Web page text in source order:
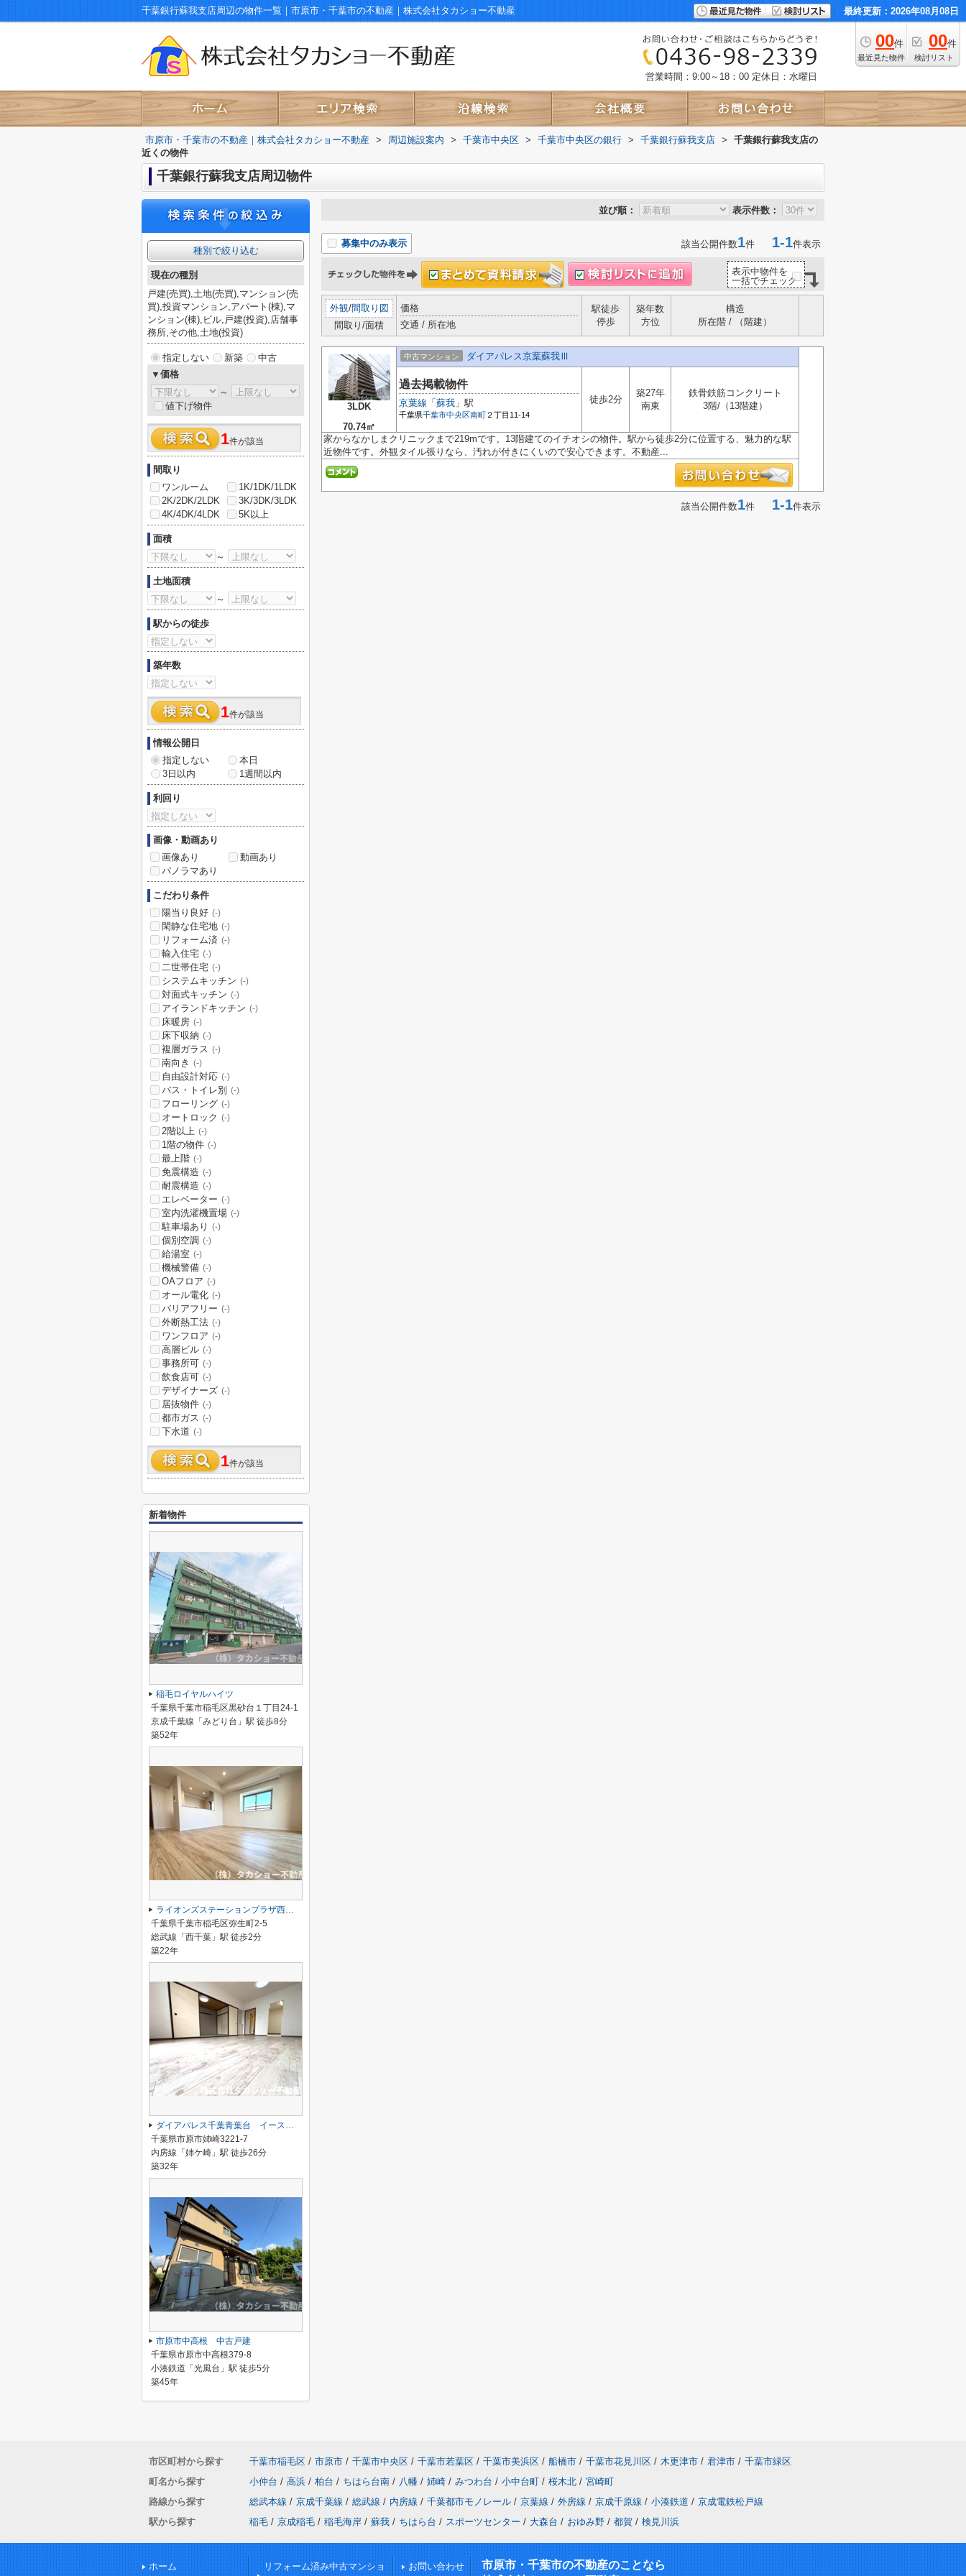
千葉銀行蘇我支店周辺の物件一覧｜市原市・千葉市の不動産｜株式会社タカショー不動産 最終更新：2026年08月08日
00件
最近見た物件
00件
検討リスト
営業時間：9:00～18：00 定休日：水曜日
市原市・千葉市の不動産｜株式会社タカショー不動産 > 周辺施設案内 > 千葉市中央区 > 千葉市中央区の銀行 > 千葉銀行蘇我支店 >
千葉銀行蘇我支店の
近くの物件
千葉銀行蘇我支店周辺物件
並び順： 表示件数：
募集中のみ表示 該当公開件数1件 1-1件表示
表示中物件を
一括でチェック
外観/間取り図
間取り/面積
価格
交通 / 所在地
駅徒歩
停歩
築年数
方位
構造
所在階 / （階建）
3LDK
70.74㎡
中古マンション ダイアパレス京葉蘇我Ⅲ
過去掲載物件
京葉線 「 蘇我 」駅
千葉県千葉市中央区南町 ２丁目11-14
徒歩2分
築27年
南東
鉄骨鉄筋コンクリート
3階/（13階建）
家からなかしまクリニックまで219mです。13階建てのイチオシの物件。駅から徒歩2分に位置する、魅力的な駅
近物件です。外観タイル張りなら、汚れが付きにくいので安心できます。不動産...
該当公開件数1件 1-1件表示
種別で絞り込む
現在の種別
戸建(売買),土地(売買),マンション(売
買),投資マンション,アパート(棟),マ
ンション(棟),ビル,戸建(投資),店舗事
務所,その他,土地(投資)
指定しない 新築
中古
▼価格
～
値下げ物件
1件が該当
間取り
ワンルーム
1K/1DK/1LDK
2K/2DK/2LDK
3K/3DK/3LDK
4K/4DK/4LDK
5K以上
面積
～
土地面積
～
駅からの徒歩
築年数
1件が該当
情報公開日
指定しない
本日
3日以内
1週間以内
利回り
画像・動画あり
画像あり
動画あり
パノラマあり
こだわり条件
陽当り良好 (-)
閑静な住宅地 (-)
リフォーム済 (-)
輸入住宅 (-)
二世帯住宅 (-)
システムキッチン (-)
対面式キッチン (-)
アイランドキッチン (-)
床暖房 (-)
床下収納 (-)
複層ガラス (-)
南向き (-)
自由設計対応 (-)
バス・トイレ別 (-)
フローリング (-)
オートロック (-)
2階以上 (-)
1階の物件 (-)
最上階 (-)
免震構造 (-)
耐震構造 (-)
エレベーター (-)
室内洗濯機置場 (-)
駐車場あり (-)
個別空調 (-)
給湯室 (-)
機械警備 (-)
OAフロア (-)
オール電化 (-)
バリアフリー (-)
外断熱工法 (-)
ワンフロア (-)
高層ビル (-)
事務所可 (-)
飲食店可 (-)
デザイナーズ (-)
居抜物件 (-)
都市ガス (-)
下水道 (-)
1件が該当
新着物件
稲毛ロイヤルハイツ
千葉県千葉市稲毛区黒砂台１丁目24-1
京成千葉線「みどり台」駅 徒歩8分
築52年
ライオンズステーションプラザ西千葉
千葉県千葉市稲毛区弥生町2-5
総武線「西千葉」駅 徒歩2分
築22年
ダイアパレス千葉青葉台 イーストアベニュー
千葉県市原市姉崎3221-7
内房線「姉ケ崎」駅 徒歩26分
築32年
市原市中高根 中古戸建
千葉県市原市中高根379-8
小湊鉄道「光風台」駅 徒歩5分
築45年
市区町村から探す 千葉市稲毛区 / 市原市 / 千葉市中央区 / 千葉市若葉区 / 千葉市美浜区 / 船橋市 / 千葉市花見川区 / 木更津市 / 君津市 / 千葉市緑区
町名から探す
小仲台 / 高浜 / 柏台 / ちはら台南 / 八幡 / 姉崎 / みつわ台 / 小中台町 / 桜木北 / 宮崎町
路線から探す
総武本線 / 京成千葉線 / 総武線 / 内房線 / 千葉都市モノレール / 京葉線 / 外房線 / 京成千原線 / 小湊鉄道 / 京成電鉄松戸線
駅から探す
稲毛 / 京成稲毛 / 稲毛海岸 / 蘇我 / ちはら台 / スポーツセンター / 大森台 / おゆみ野 / 都賀 / 検見川浜
ホーム リフォーム済み中古マンショ お問い合わせ
市原市・千葉市の不動産のことなら